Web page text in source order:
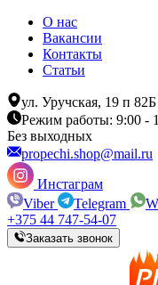
О нас
Вакансии
Контакты
Статьи
ул. Уручская, 19 п
Режим работы: 9:00 -
Без выходных
propechi.shop@mail.ru
Инстаграм
Viber
Telegram
+375 44 747-54-07
Заказать звонок